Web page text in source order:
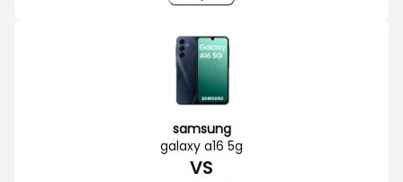
samsung
galaxy a16 5g
VS